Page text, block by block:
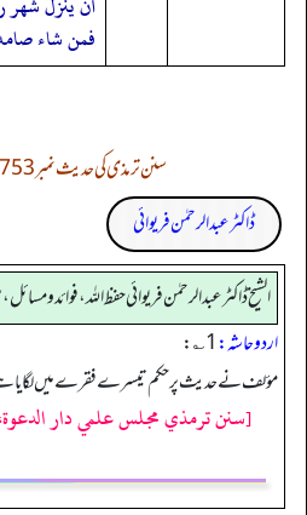
فمن شاء
سنن ترمذی کی حدیث نمبر 753 کے فوائد و مسائل
ڈاکٹر عبدالرحمٰن فریوائی
الشیخ ڈاکٹر عبد الرحمٰن فریوائی حفظ اللہ، فوائد و
اردو حاشہ:1 ؎:
مؤلف نے حدیث پر حکم تیسرے فقرے میں لگایا
[سنن ترمذي مجلس علمي دار